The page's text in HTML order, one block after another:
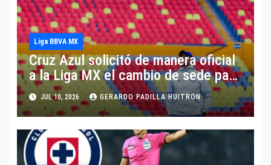
Liga BBVA MX
Cruz Azul solicitó de manera oficial
a la Liga MX el cambio de sede para
disputar sus partidos como local
durante el torneo Apertura 2026
JUL 10, 2026 GERARDO PADILLA HUITRON